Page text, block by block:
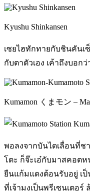
Kyushu Shinkansen
เซยไฮทักทายกับชินคันเ
กับตาตัวเอง เค้าถึงบอก
Kumamon くまモン –
พอลงจากบันไดเลื่อนที่
โตะ ก็จ๊ะเอ๋กับมาสคอต
ยืนแก้มแดงต้อนรับอยู่ เ
ที่เจ้ามงเป็นพรีเซนเตอ